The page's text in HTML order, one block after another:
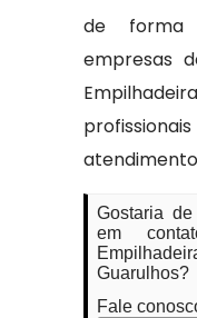
de forma
empresas
Gostaria
em
Guarulhos?
Fale